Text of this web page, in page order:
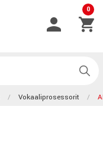
0
Vokaaliprosessorit